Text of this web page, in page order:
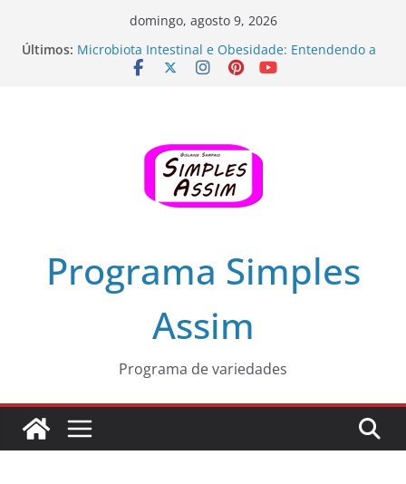
domingo, agosto 9, 2026
Últimos: Microbiota Intestinal e Obesidade: Entendendo a
Câncer colorretal, prevenção e tratamento – Dr
Cassio Cantão, proctologista
Transforme uma lâmpada antiga em uma peça de
Programa Simples
Assim
Programa de variedades